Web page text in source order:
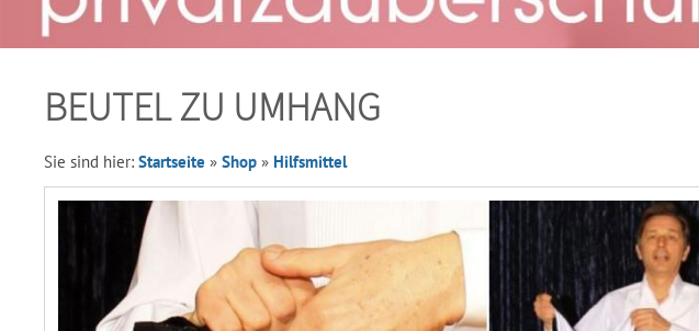
BEUTEL ZU UMHANG
Sie sind hier: Startseite » Shop » Hilfsmittel